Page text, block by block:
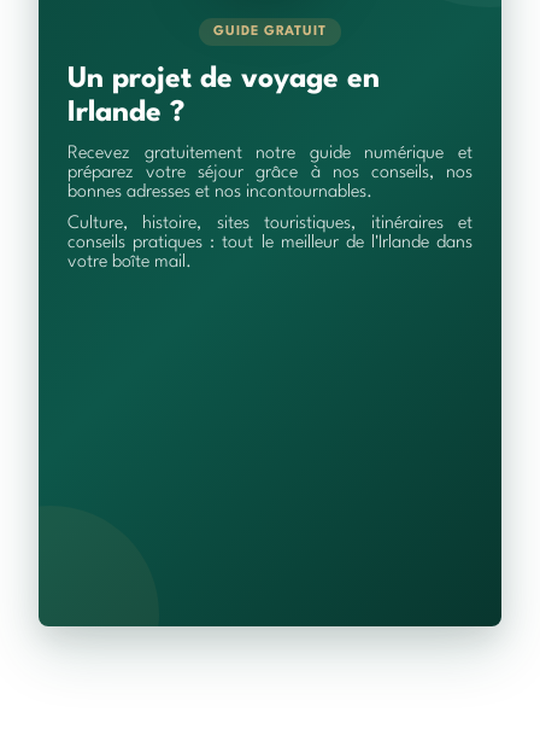
GUIDE GRATUIT
Un projet de voyage en
Irlande ?
Recevez gratuitement notre guide numérique et
préparez votre séjour grâce à nos conseils, nos
bonnes adresses et nos incontournables.
Culture, histoire, sites touristiques, itinéraires et
conseils pratiques : tout le meilleur de l'Irlande dans
votre boîte mail.